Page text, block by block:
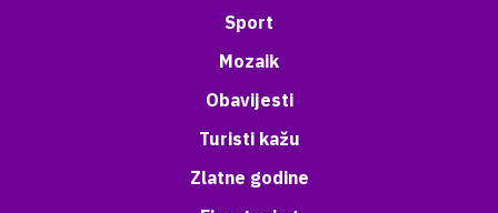
Sport
Mozaik
Obavijesti
Turisti kažu
Zlatne godine